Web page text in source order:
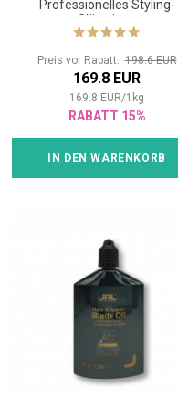
Professionelles Styling-
Glätteisen
Preis vor Rabatt:198.6 EUR
169.8 EUR
169.8 EUR/1 kg
RABATT 15%
IN DEN WARENKORB